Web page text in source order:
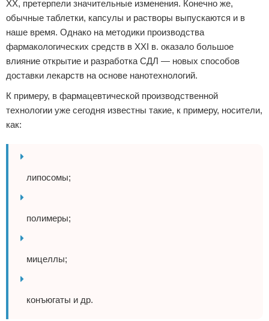
XX, претерпели значительные изменения. Конечно же,
обычные таблетки, капсулы и растворы выпускаются и в
наше время. Однако на методики производства
фармакологических средств в XXI в. оказало большое
влияние открытие и разработка СДЛ — новых способов
доставки лекарств на основе нанотехнологий.
К примеру, в фармацевтической производственной
технологии уже сегодня известны такие, к примеру, носители,
как:
липосомы;
полимеры;
мицеллы;
конъюгаты и др.